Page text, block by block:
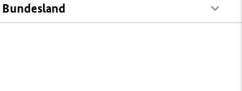
Bundesland